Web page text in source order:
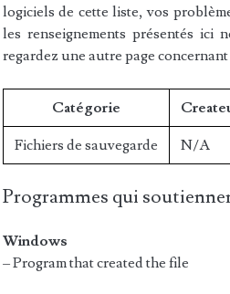
logiciels de cette liste, vos
les renseignements présentés ici
regardez une autre page
Catégorie
Fichiers de sauvegarde N/A
Programmes qui
Windows
– Program that created the file